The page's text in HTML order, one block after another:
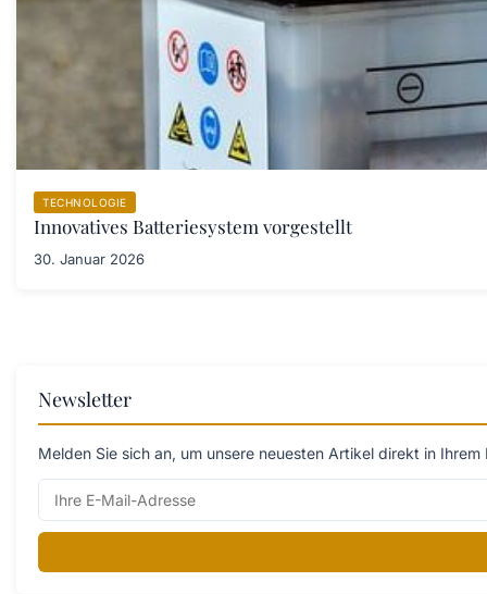
TECHNOLOGIE
Innovatives Batteriesystem vorgestellt
30. Januar 2026
Newsletter
Melden Sie sich an, um unsere neuesten Artikel direkt in